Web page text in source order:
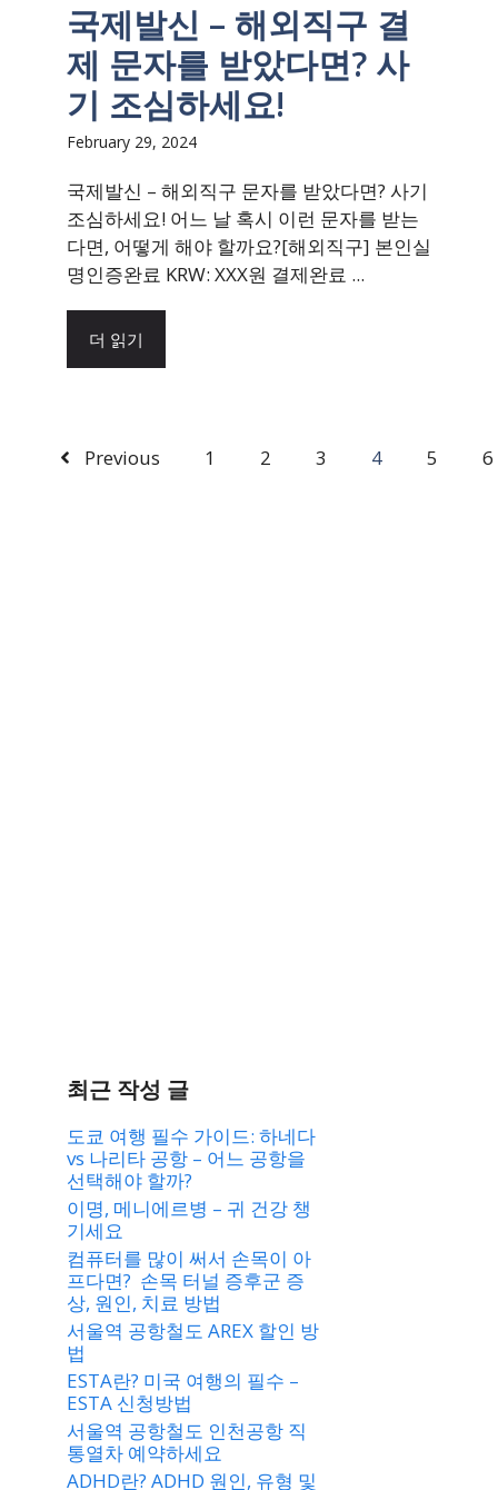
국제발신 – 해외직구 결
제 문자를 받았다면? 사
기 조심하세요!
February 29, 2024
국제발신 – 해외직구 문자를 받았다면? 사기
조심하세요! 어느 날 혹시 이런 문자를 받는
다면, 어떻게 해야 할까요?[해외직구] 본인실
명인증완료 KRW: XXX원 결제완료 ...
더 읽기
Previous 1 2 3 4 5 6
최근 작성 글
도쿄 여행 필수 가이드: 하네다
vs 나리타 공항 – 어느 공항을
선택해야 할까?
이명, 메니에르병 – 귀 건강 챙
기세요
컴퓨터를 많이 써서 손목이 아
프다면? 손목 터널 증후군 증
상, 원인, 치료 방법
서울역 공항철도 AREX 할인 방
법
ESTA란? 미국 여행의 필수 –
ESTA 신청방법
서울역 공항철도 인천공항 직
통열차 예약하세요
ADHD란? ADHD 원인, 유형 및